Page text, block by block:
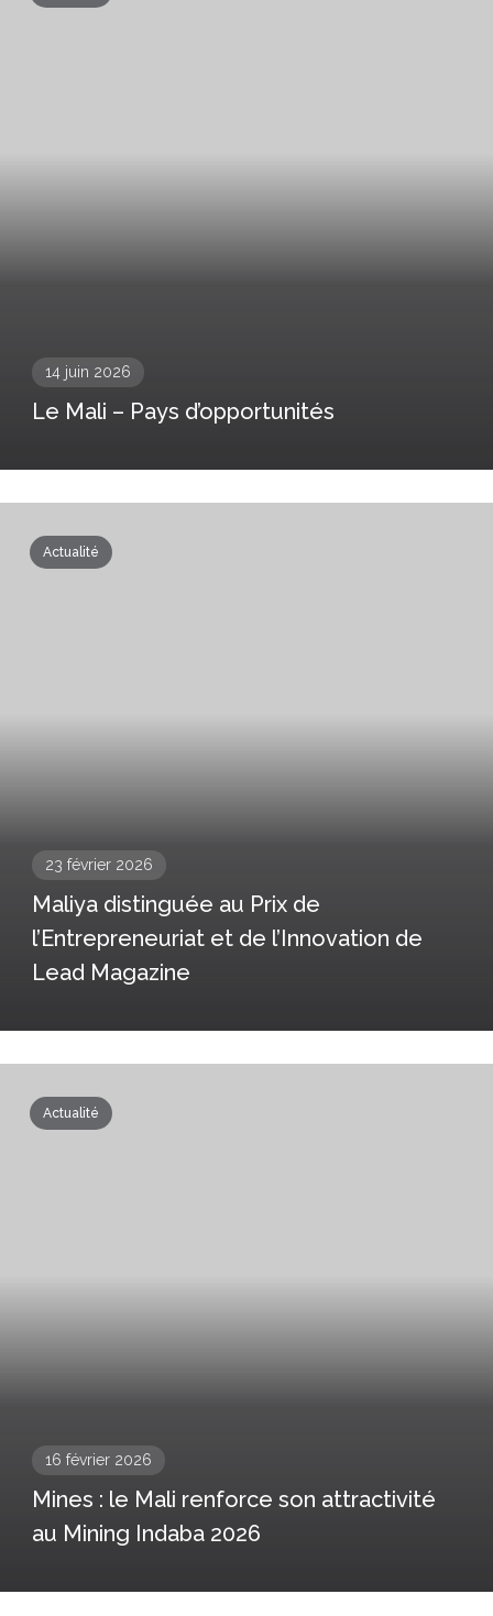
14 juin 2026
Le Mali – Pays d’opportunités
Actualité
23 février 2026
Maliya distinguée au Prix de
l’Entrepreneuriat et de l’Innovation de
Lead Magazine
Actualité
16 février 2026
Mines : le Mali renforce son attractivité
au Mining Indaba 2026